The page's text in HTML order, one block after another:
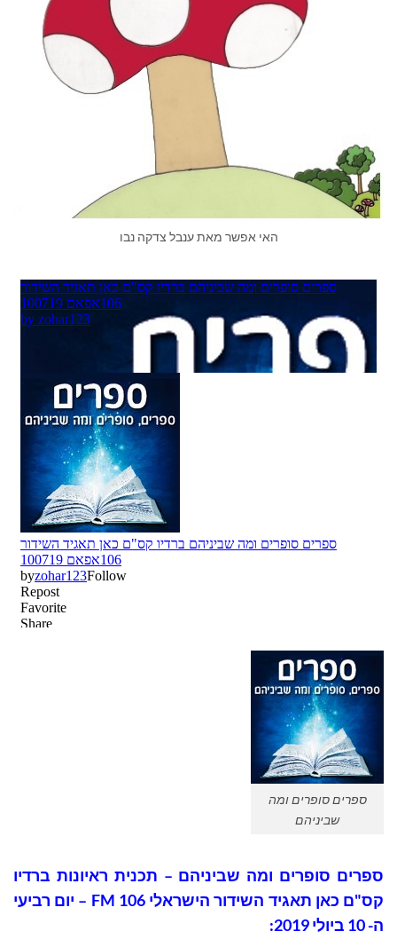
האי אפשר מאת ענבל צדקה נבו
ספרים סופרים ומה
שביניהם
ספרים סופרים ומה שביניהם – תכנית ראיונות ברדיו
קס"ם כאן תאגיד השידור הישראלי 106 FM – יום רביעי
ה- 10 ביולי 2019: